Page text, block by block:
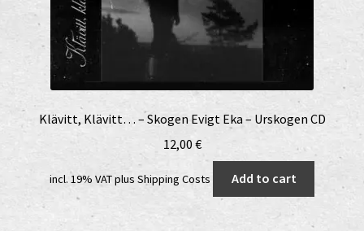
Klävitt, Klävitt… – Skogen Evigt Eka – Urskogen CD
12,00€
incl. 19% VATplus Shipping Costs Add to cart